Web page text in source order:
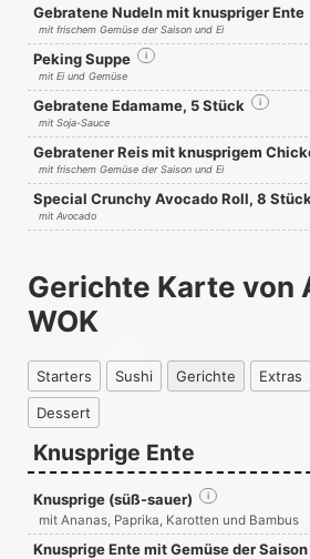
Gebratene Nudeln mit knuspriger Ente
mit frischem Gemüse der Saison und Ei
Peking Suppe i
mit Ei und Gemüse
Gebratene Edamame, 5 Stück i
mit Soja-Sauce
Gebratener Reis mit knusprigem
mit frischem Gemüse der Saison und Ei
Special Crunchy Avocado Roll, 8 Stück
mit Avocado
Gerichte Karte von
WOK
Starters Sushi Gerichte Extras
Dessert
Knusprige Ente
Knusprige (süß-sauer) i
mit Ananas, Paprika, Karotten und Bambus
Knusprige Ente mit Gemüse der Saison